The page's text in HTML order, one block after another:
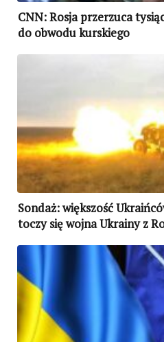
CNN: Rosja przerzuca
do obwodu kurskiego
Sondaż: większość
toczy się wojna Ukrainy z